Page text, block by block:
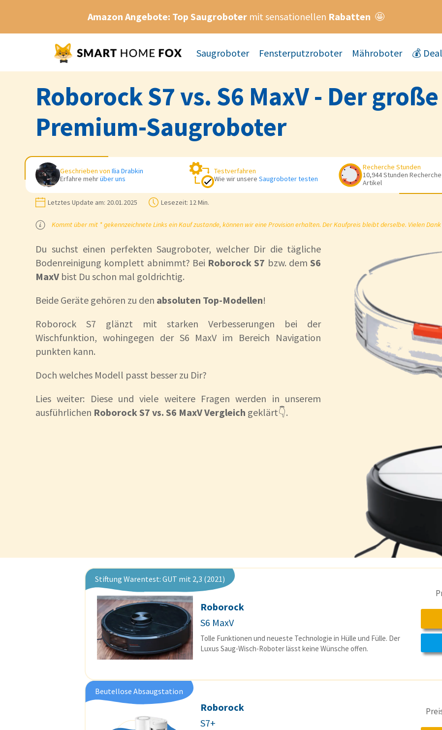
Amazon Angebote: Top Saugrobotermit sensationellen Rabatten 🤩
Saugroboter Fensterputzroboter Mähroboter 💰
Roborock S7 vs. S6 MaxV - Der
Premium-Saugroboter
Geschrieben von Ilia Drabkin
Erfahre mehrüber uns
Testverfahren
Wie wir unsere Saugroboter testen
Recherche Stunden
10,944 Stunden
Artikel
Letztes Update am: 20.01.2025 Lesezeit: 12 Min.
Kommt über mit * gekennzeichnete Links ein Kauf zustande, können wir eine Provision erhalten. Der Kaufpreis bleibt derselbe. Vielen
Du suchst einen perfekten Saugroboter, welcher Dir die tägliche
Bodenreinigung komplett abnimmt? Bei Roborock S7 bzw. dem S6
MaxV bist Du schon mal goldrichtig.
Beide Geräte gehören zu den absoluten Top-Modellen!
Roborock S7 glänzt mit starken Verbesserungen bei der
Wischfunktion, wohingegen der S6 MaxV im Bereich Navigation
punkten kann.
Doch welches Modell passt besser zu Dir?
Lies weiter: Diese und viele weitere Fragen werden in unserem
ausführlichen Roborock S7 vs. S6 MaxV Vergleich geklärt👇.
Stiftung Warentest: GUT mit 2,3 (2021)
Roborock
S6 MaxV
Tolle Funktionen und neueste Technologie in Hülle und Fülle. Der
Luxus Saug-Wisch-Roboter lässt keine Wünsche offen.
Beutellose Absaugstation
Roborock
S7+